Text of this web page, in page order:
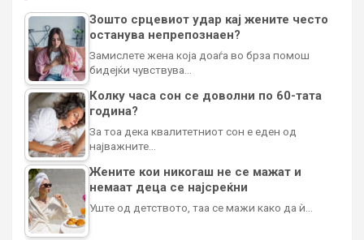
Зошто срцевиот удар кај жените често
останува непрепознаен?
Замислете жена која доаѓа во брза помош
бидејќи чувствува…
Колку часа сон се доволни по 60-тата
година?
За тоа дека квалитетниот сон е еден од
најважните…
Жените кои никогаш не се мажат и
немаат деца се најсреќни
Уште од детството, таа се мажи како да ѝ…